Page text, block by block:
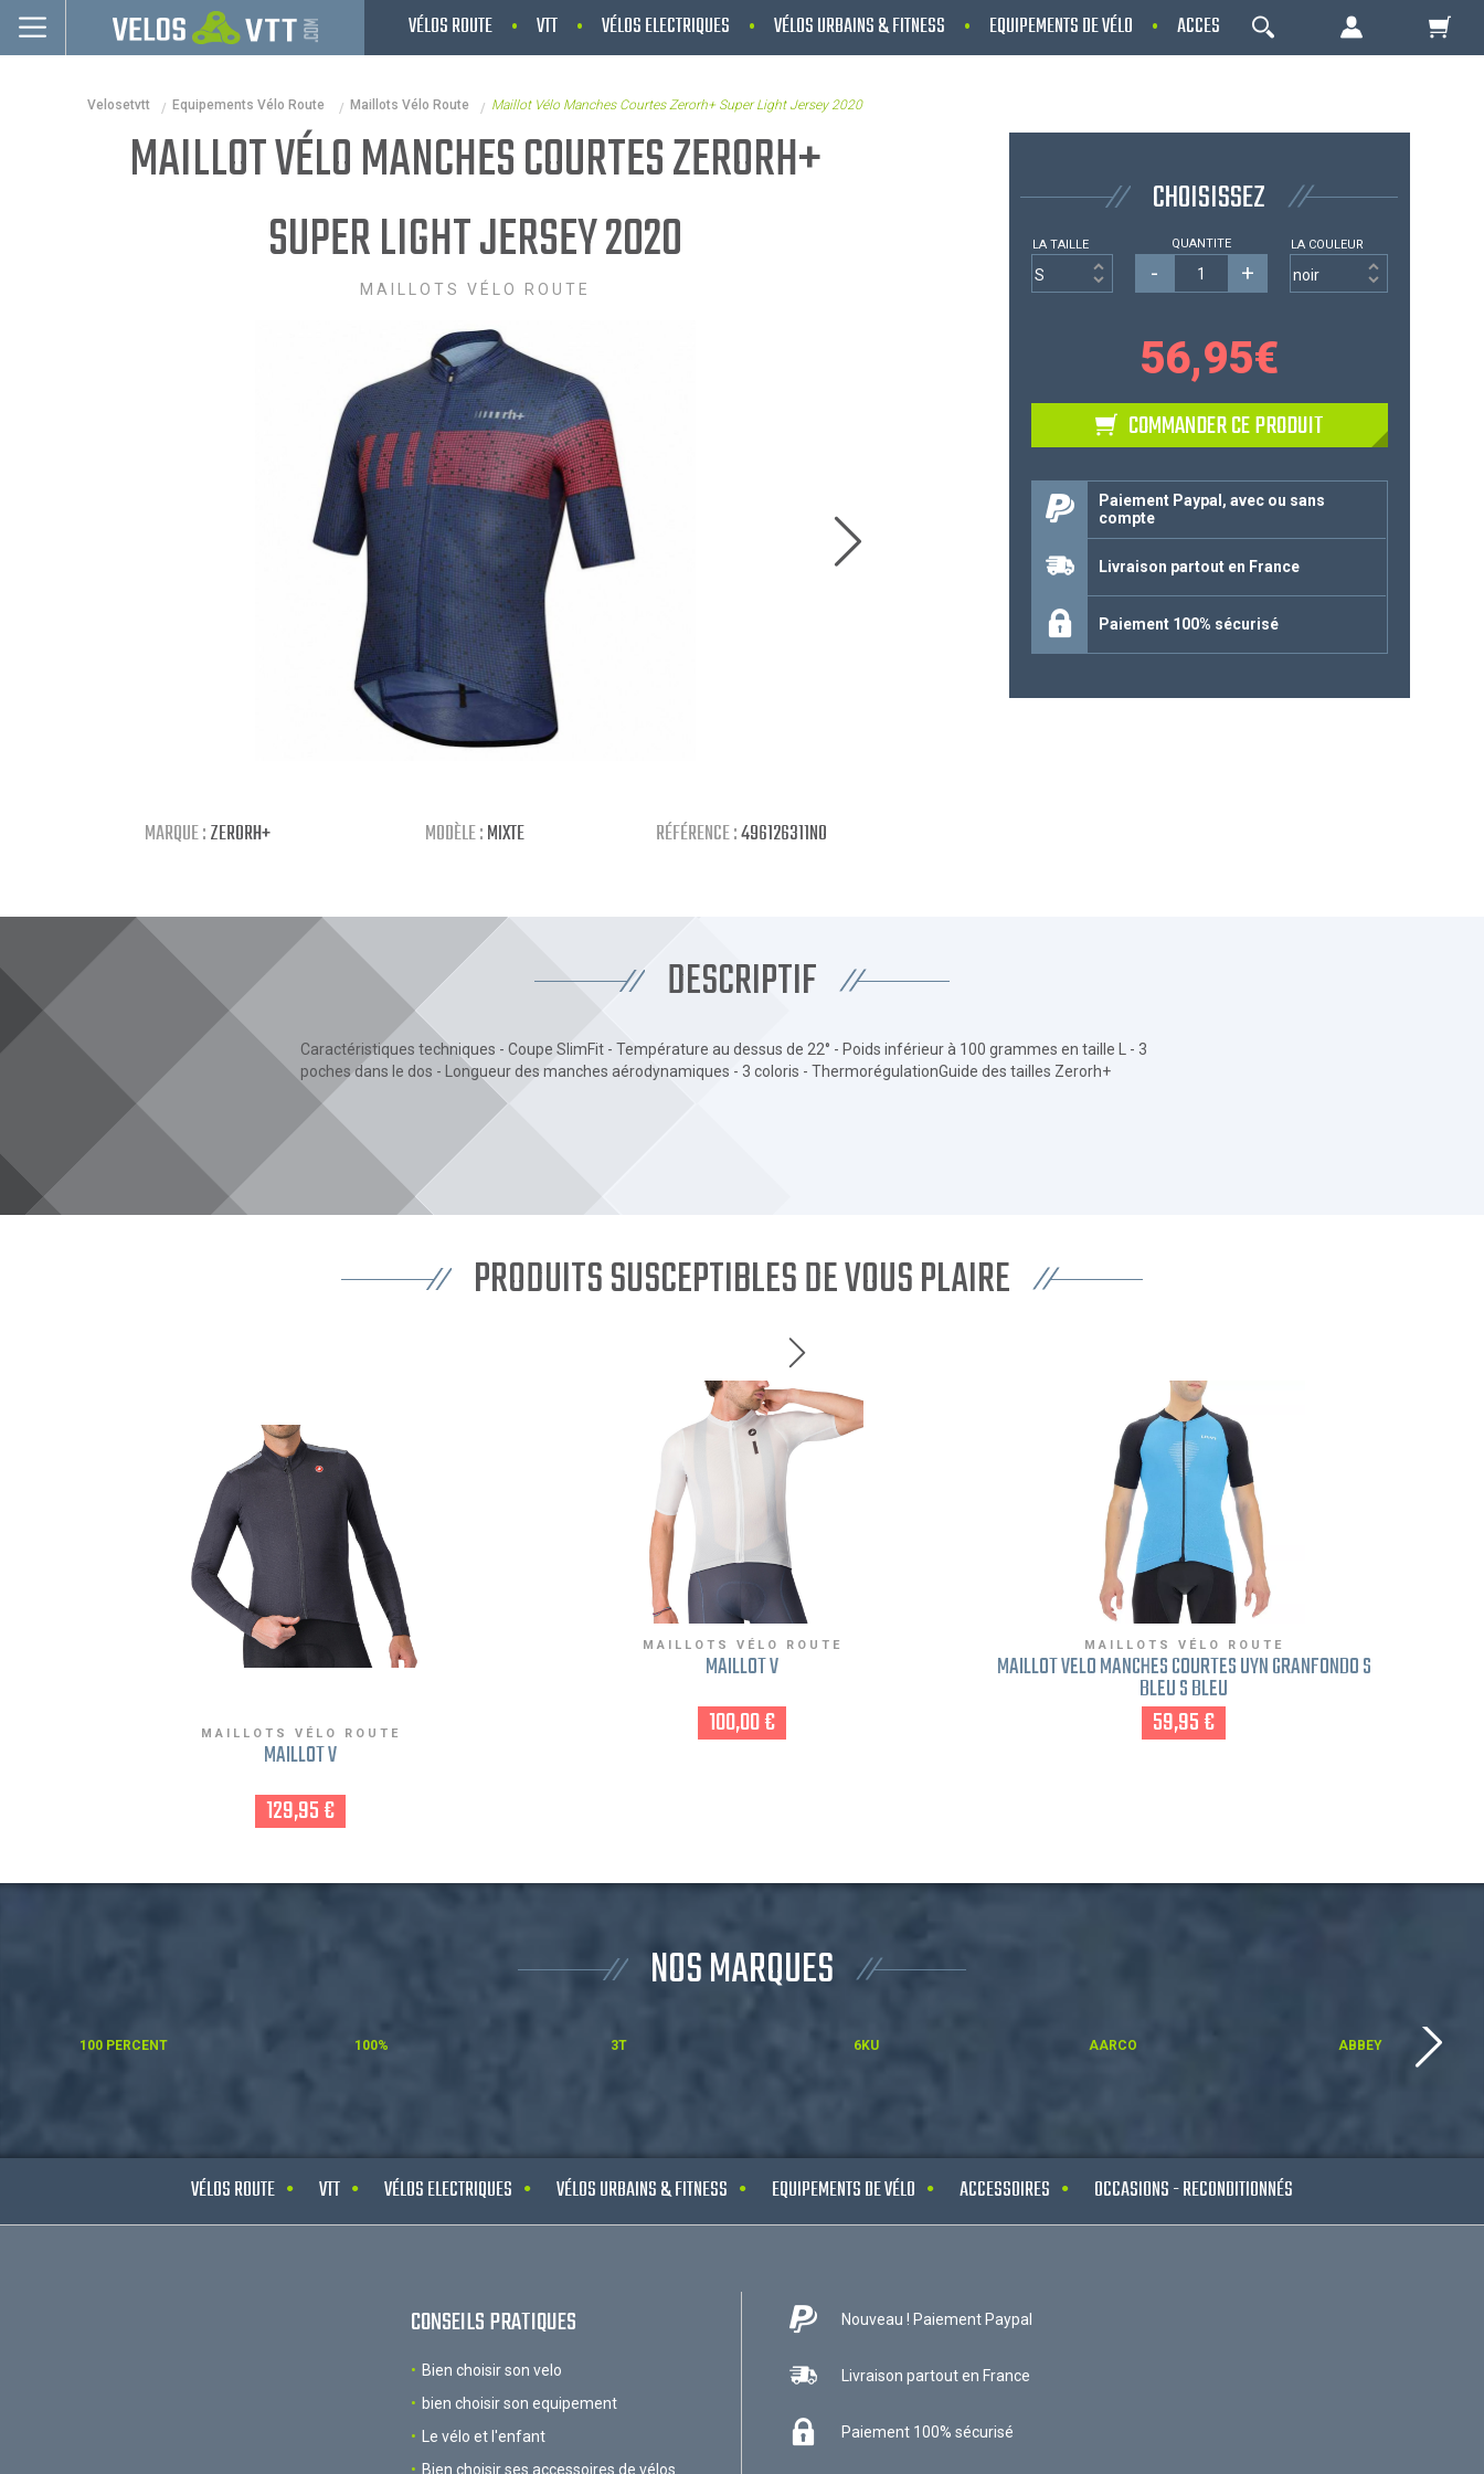
VÉLOS ROUTE VTT VÉLOS ELECTRIQUES VÉLOS URBAINS & FITNESS EQUIPEMENTS DE VÉLO ACCESSOIRES OCCASIONS -
OK
Votre panier est là pour vous servir. Donnez-
lui un but ! C'est un lieu temporaire où est
Velosetvtt Equipements Vélo Route Maillots Vélo Route Maillot Vélo Manches Courtes Zerorh+ Super Light Jersey 2020
MAILLOT VÉLO MANCHES COURTES ZERORH+
SUPER LIGHT JERSEY 2020
MAILLOTS VÉLO ROUTE
MARQUE :ZERORH+ MODÈLE :MIXTE RÉFÉRENCE :496126311NO
CHOISISSEZ
LA TAILLE QUANTITE
- +
LA COULEUR
56,95€
COMMANDER CE PRODUIT
Paiement Paypal, avec ou sans
compte
Livraison partout en France
Paiement 100% sécurisé
DESCRIPTIF
Caractéristiques techniques - Coupe SlimFit - Température au dessus de 22° - Poids inférieur à 100 grammes en taille L - 3
poches dans le dos - Longueur des manches aérodynamiques - 3 coloris - ThermorégulationGuide des tailles Zerorh+
PRODUITS SUSCEPTIBLES DE VOUS PLAIRE
MAILLOTS VÉLO ROUTE
MAILLOT V
129,95 €
MAILLOTS VÉLO ROUTE
MAILLOT V
100,00 €
MAILLOTS VÉLO ROUTE
MAILLOT VÉLO MANCHES COURTES UYN GRANFONDO S
BLEU S BLEU
59,95 €
NOS MARQUES
100 PERCENT 100% 3T 6KU AARCO ABBEY
VÉLOS ROUTE VTT VÉLOS ELECTRIQUES VÉLOS URBAINS & FITNESS EQUIPEMENTS DE VÉLO ACCESSOIRES OCCASIONS - RECONDITIONNÉS
CONSEILS PRATIQUES
Bien choisir son velo
bien choisir son equipement
Le vélo et l'enfant
Bien choisir ses accessoires de vélos
Nouveau ! Paiement Paypal
Livraison partout en France
Paiement 100% sécurisé